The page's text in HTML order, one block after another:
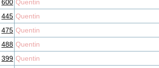
600 Quentin
445 Quentin
475 Quentin
488 Quentin
399 Quentin